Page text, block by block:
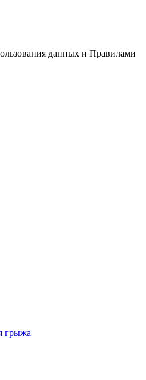
данных и Правилами
грыжа